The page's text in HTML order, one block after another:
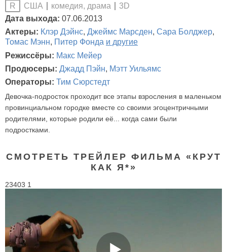
R США комедия, драма
3D
Дата выхода: 07.06.2013
Актеры: Клэр Дэйнс, Джеймс Марсден, Сара Болджер,
Томас Мэнн, Питер Фонда и другие
Режиссёры: Макс Мейер
Продюсеры: Джадд Пэйн, Мэтт Уильямс
Операторы: Тим Сюрстедт
Девочка-подросток проходит все этапы взросления в маленьком
провинциальном городке вместе со своими эгоцентричными
родителями, которые родили её... когда сами были
подростками.
СМОТРЕТЬ ТРЕЙЛЕР ФИЛЬМА «КРУТ
КАК Я*»
23403 1